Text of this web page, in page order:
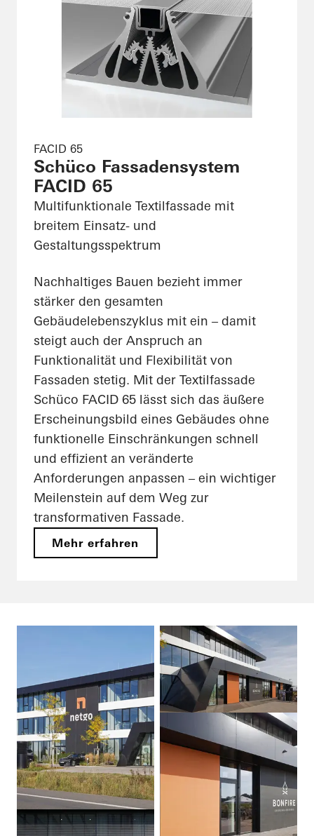
FACID 65
Schüco Fassadensystem
FACID 65
Multifunktionale Textilfassade mit
breitem Einsatz- und
Gestaltungsspektrum
Nachhaltiges Bauen bezieht immer
stärker den gesamten
Gebäudelebenszyklus mit ein – damit
steigt auch der Anspruch an
Funktionalität und Flexibilität von
Fassaden stetig. Mit der Textilfassade
Schüco FACID 65 lässt sich das äußere
Erscheinungsbild eines Gebäudes ohne
funktionelle Einschränkungen schnell
und effizient an veränderte
Anforderungen anpassen – ein wichtiger
Meilenstein auf dem Weg zur
transformativen Fassade.
Mehr erfahren